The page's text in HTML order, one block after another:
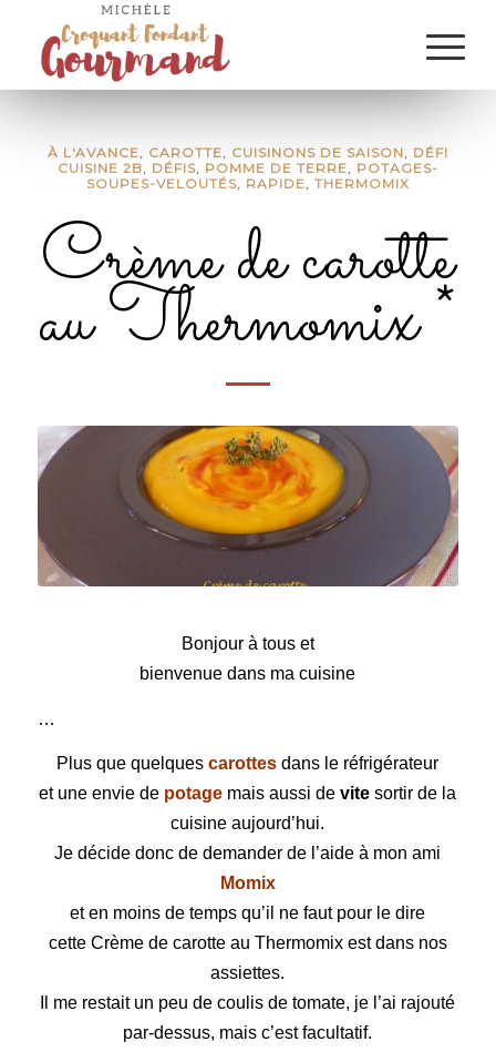
À L'AVANCE, CAROTTE, CUISINONS DE SAISON, DÉFI
CUISINE 2B, DÉFIS, POMME DE TERRE, POTAGES-
SOUPES-VELOUTÉS, RAPIDE, THERMOMIX
Crème de carotte
au Thermomix *
Bonjour à tous et
bienvenue dans ma cuisine
…
Plus que quelquescarottes dans le réfrigérateur
et une envie de potage mais aussi devite sortir de la
cuisine aujourd’hui.
Je décide donc de demander de l’aide à mon ami
Momix
et en moins de temps qu’il ne faut pour le dire
cette Crème de carotte au Thermomixest dans nos
assiettes.
Il me restait un peu de coulis de tomate, je l’ai rajouté
par-dessus, mais c’est facultatif.